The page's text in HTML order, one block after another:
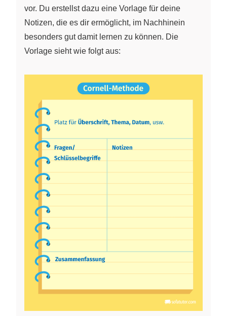
vor. Du erstellst dazu eine Vorlage für deine
Notizen, die es dir ermöglicht, im Nachhinein
besonders gut damit lernen zu können. Die
Vorlage sieht wie folgt aus: